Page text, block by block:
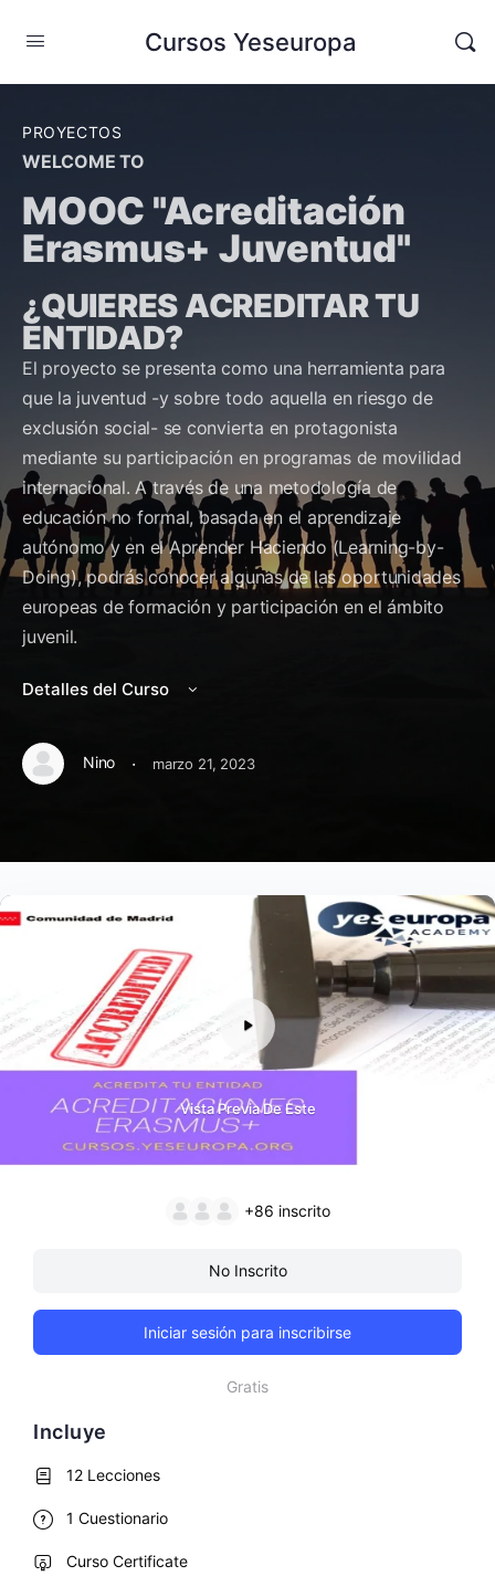
Cursos Yeseuropa
PROYECTOS
WELCOME TO
MOOC "Acreditación
Erasmus+ Juventud"
¿QUIERES ACREDITAR TU
ENTIDAD?
El proyecto se presenta como una herramienta para
que la juventud -y sobre todo aquella en riesgo de
exclusión social- se convierta en protagonista
mediante su participación en programas de movilidad
internacional. A través de una metodología de
educación no formal, basada en el aprendizaje
autónomo y en el Aprender Haciendo (Learning-by-
Doing), podrás conocer algunas de las oportunidades
europeas de formación y participación en el ámbito
juvenil.
Detalles del Curso
Nino · marzo 21, 2023
Vista Previa De Este
+86 inscrito
No Inscrito
Iniciar sesión para inscribirse
Gratis
Incluye
12 Lecciones
1 Cuestionario
Curso Certificate